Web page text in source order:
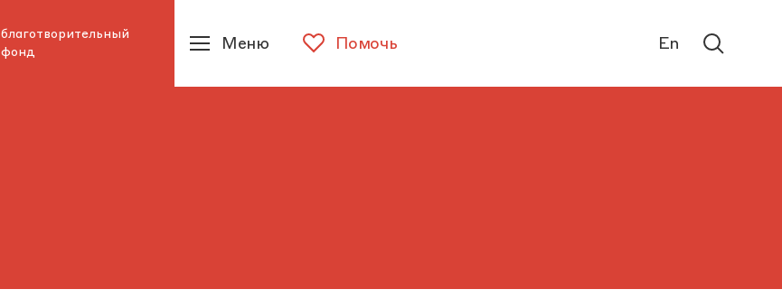
благотворительный
фонд
Помочь
Меню En